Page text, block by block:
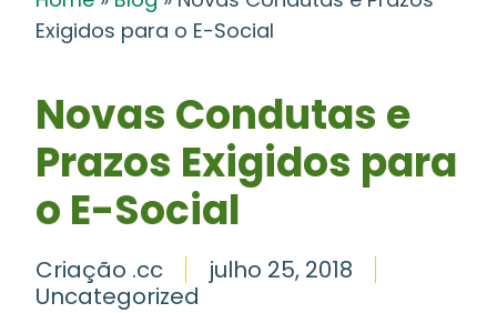
Exigidos para o E-Social
Novas Condutas e
Prazos Exigidos para
o E-Social
Criação .cc
julho 25, 2018
Uncategorized